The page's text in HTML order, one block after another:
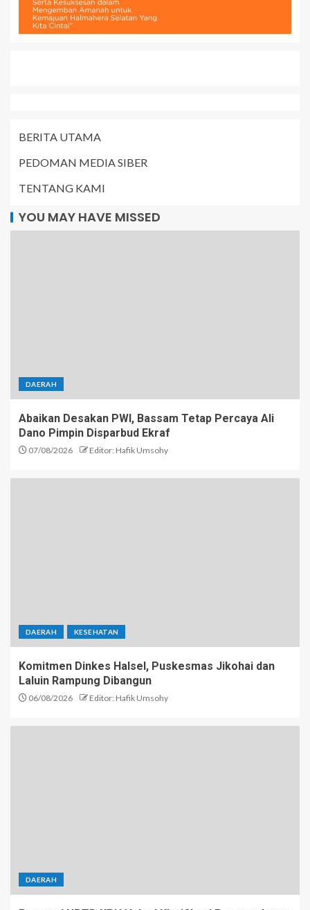
BERITA UTAMA
PEDOMAN MEDIA SIBER
TENTANG KAMI
YOU MAY HAVE MISSED
DAERAH
Abaikan Desakan PWI, Bassam Tetap Percaya Ali
Dano Pimpin Disparbud Ekraf
07/08/2026 Editor: Hafik Umsohy
DAERAH KESEHATAN
Komitmen Dinkes Halsel, Puskesmas Jikohai dan
Laluin Rampung Dibangun
06/08/2026 Editor: Hafik Umsohy
DAERAH